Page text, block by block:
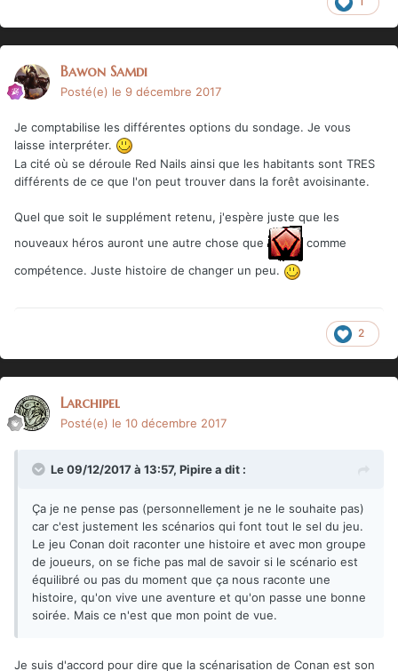
Bawon Samdi
Posté(e) le 9 décembre 2017
Je comptabilise les différentes options du sondage. Je vous
laisse interpréter.
La cité où se déroule Red Nails ainsi que les habitants sont TRES
différents de ce que l'on peut trouver dans la forêt avoisinante.
Quel que soit le supplément retenu, j'espère juste que les
nouveaux héros auront une autre chose que
comme
compétence. Juste histoire de changer un peu.
2
Larchipel
Posté(e) le 10 décembre 2017
Le 09/12/2017 à 13:57, Pipirea dit :
Ça je ne pense pas (personnellement je ne le souhaite pas)
car c'est justement les scénarios qui font tout le sel du jeu.
Le jeu Conan doit raconter une histoire et avec mon groupe
de joueurs, on se fiche pas mal de savoir si le scénario est
équilibré ou pas du moment que ça nous raconte une
histoire, qu'on vive une aventure et qu'on passe une bonne
soirée. Mais ce n'est que mon point de vue.
Je suis d'accord pour dire que la scénarisation de Conan est son